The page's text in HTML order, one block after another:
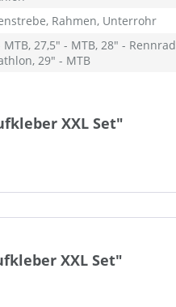
Rahmen, Unterrohr
MTB, 27,5" - MTB, 28" - Rennrad
29" - MTB
XXL Set"
XXL Set"